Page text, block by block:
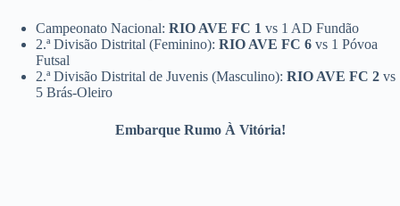
Campeonato Nacional: RIO AVE FC 1 vs 1 AD Fundão
2.ª Divisão Distrital (Feminino): RIO AVE FC 6 vs 1 Póvoa
Futsal
2.ª Divisão Distrital de Juvenis (Masculino): RIO AVE FC 2 vs
5 Brás-Oleiro
Embarque Rumo À Vitória!